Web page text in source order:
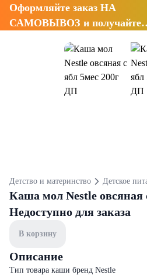
Оформляйте заказ НА
САМОВЫВОЗ и получайте
Детство и материнство Детское
Каша мол Nestle овсяная
Недоступно для заказа
В корзину
Описание
Тип товара каши бренд Nestle